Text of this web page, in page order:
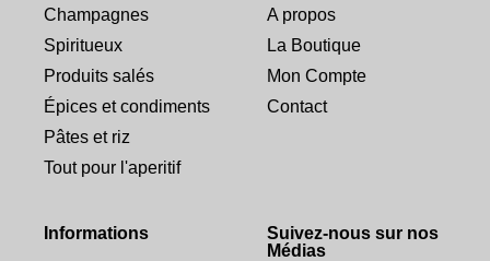
Champagnes
Spiritueux
Produits salés
Épices et condiments
Pâtes et riz
Tout pour l'aperitif
A propos
La Boutique
Mon Compte
Contact
Informations
Suivez-nous sur nos
Médias